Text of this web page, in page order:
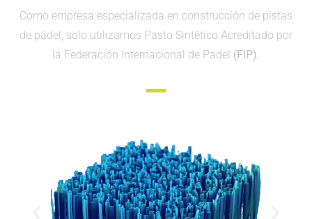
Como empresa especializada en construcción de pistas
de pádel, solo utilizamos Pasto Sintético Acreditado por
la Federación Internacional de Padel (FIP).